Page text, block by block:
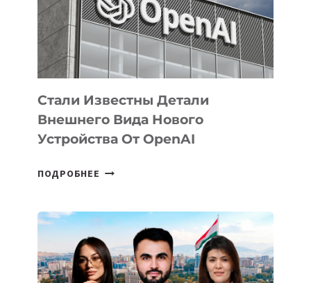
РАЗВИТИЮ
ЭКОСИСТЕМЫ
ИСКУССТВЕННОГО
ИНТЕЛЛЕКТА
Стали Известны Детали
Внешнего Вида Нового
Устройства От OpenAI
ПОДРОБНЕЕ СТАЛИ
ВНЕШНЕГО
ВИДА
НОВОГО
УСТРОЙСТВА